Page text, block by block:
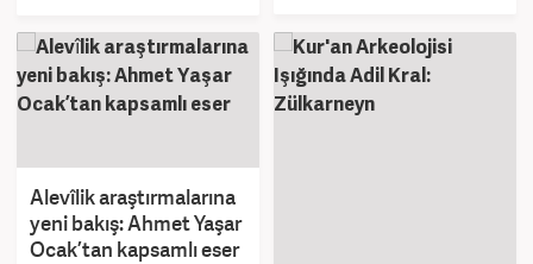
ilginç hikayesi
Alevîlik araştırmalarına
yeni bakış: Ahmet Yaşar
Ocak’tan kapsamlı eser